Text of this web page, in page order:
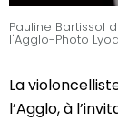
Pauline Bartissol
l'Agglo-Photo
La
l’Agglo, à